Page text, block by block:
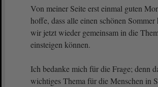
Von meiner Seite erst einmal guten
hoffe, dass alle einen schönen Sommer
wir jetzt wieder gemeinsam in die
einsteigen können.
Ich bedanke mich für die Frage; denn
wichtiges Thema für die Menschen in